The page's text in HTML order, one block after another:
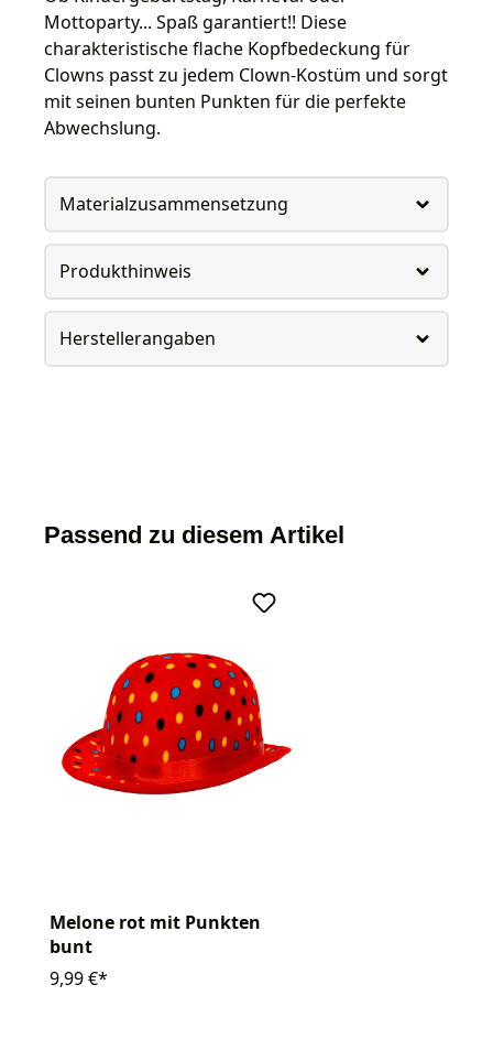
Mottoparty... Spaß garantiert!! Diese
charakteristische flache Kopfbedeckung für
Clowns passt zu jedem Clown-Kostüm und sorgt
mit seinen bunten Punkten für die perfekte
Abwechslung.
Materialzusammensetzung
Produkthinweis
Herstellerangaben
Passend zu diesem Artikel
Melone rot mit Punkten
bunt
9,99 €*